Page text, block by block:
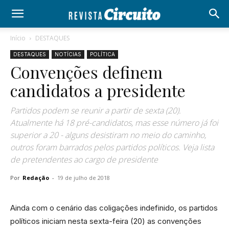
Início DESTAQUES
DESTAQUES NOTÍCIAS POLÍTICA
Convenções definem
candidatos a presidente
Partidos podem se reunir a partir de sexta (20).
Atualmente há 18 pré-candidatos, mas esse número já foi
superior a 20 - alguns desistiram no meio do caminho,
outros foram barrados pelos partidos políticos. Veja lista
de pretendentes ao cargo de presidente
Por Redação - 19 de julho de 2018
Ainda com o cenário das coligações indefinido, os partidos
políticos iniciam nesta sexta-feira (20) as convenções